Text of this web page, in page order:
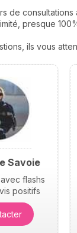
personnalité et
Voici leurs
de
presque
ils vous
Savoie
flashs
positifs